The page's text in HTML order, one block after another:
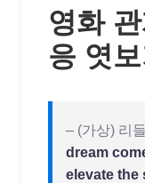
영화
응 엿보
– (가상) 리
dream
elevate the